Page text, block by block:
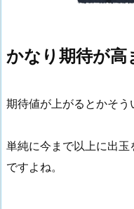
かなり期待が高
期待値が上がるとかそ
単純に今まで以上に出
ですよね。